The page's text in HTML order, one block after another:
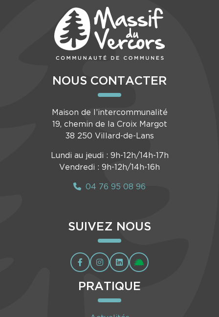
NOUS CONTACTER
Maison de l’intercommunalité
19, chemin de la Croix Margot
38 250 Villard-de-Lans
Lundi au jeudi : 9h-12h/14h-17h
Vendredi : 9h-12h/14h-16h
04 76 95 08 96
SUIVEZ NOUS
PRATIQUE